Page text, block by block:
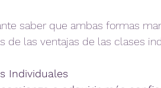
saber que ambas formas
de las ventajas de las clases
Individuales